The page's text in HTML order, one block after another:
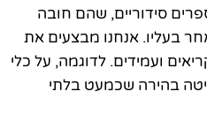
סידוריים, שהם חובה
בעליו. אנחנו מבצעים את
ועמידים. לדוגמה, על כלי
בהירה שכמעט בלתי